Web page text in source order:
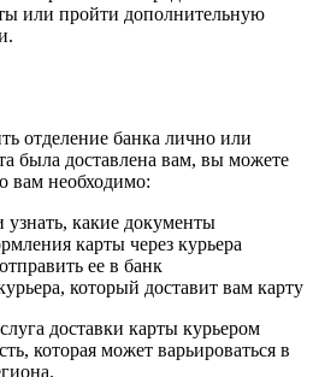
или пройти дополнительную
отделение банка лично или
была доставлена вам, вы можете
вам необходимо:
узнать, какие документы
карты через курьера
ее в банк
который доставит вам карту
доставки карты курьером
которая может варьироваться в